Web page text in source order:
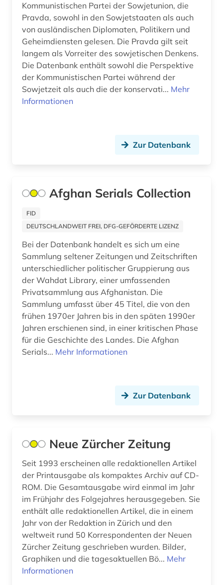
exilpresse (1)
fellbach (1)
fernsehsendung (2)
fid anglo american culture &amp; history (1)
fid anglo-american culture (1)
informationswissenschaft (1)
fid nordeuropa (1)
fid ost-, ostmittel- und südosteuropa (8)
fid-lizenz (1)
filmarchiv (2)
finanzberichte (1)
finanzwirtschaft (1)
frankreich (11)
französisch (1)
friesland (1)
fünen (1)
galloromanistik (2)
gefangener (1)
Niedersachsen (1)
Nordamerika (4)
Nordrhein-Westfalen (7)
Norwegen (3)
Polen (2)
Saarland (1)
Sachsen (3)
Sachsen-Anhalt (1)
Schweiz (20)
Skandinavien (1)
Spanien (9)
USA (33)
Ungarn (2)
Vatikanstadt (4)
Kommunistischen Partei der Sowjetunion, die
Pravda, sowohl in den Sowjetstaaten als auch
von ausländischen Diplomaten, Politikern und
Geheimdiensten gelesen. Die Pravda gilt seit
langem als Vorreiter des sowjetischen Denkens.
Die Datenbank enthält sowohl die Perspektive
der Kommunistischen Partei während der
Sowjetzeit als auch die der konservati... Mehr
Informationen
Zur Datenbank
Afghan Serials Collection
FID
DEUTSCHLANDWEIT FREI, DFG-GEFÖRDERTE LIZENZ
Bei der Datenbank handelt es sich um eine
Sammlung seltener Zeitungen und Zeitschriften
unterschiedlicher politischer Gruppierung aus
der Wahdat Library, einer umfassenden
Privatsammlung aus Afghanistan. Die
Sammlung umfasst über 45 Titel, die von den
frühen 1970er Jahren bis in den späten 1990er
Jahren erschienen sind, in einer kritischen Phase
für die Geschichte des Landes. Die Afghan
Serials... Mehr Informationen
Zur Datenbank
Neue Zürcher Zeitung
Seit 1993 erscheinen alle redaktionellen Artikel
der Printausgabe als kompaktes Archiv auf CD-
ROM. Die Gesamtausgabe wird einmal im Jahr
im Frühjahr des Folgejahres herausgegeben. Sie
enthält alle redaktionellen Artikel, die in einem
Jahr von der Redaktion in Zürich und den
weltweit rund 50 Korrespondenten der Neuen
Zürcher Zeitung geschrieben wurden. Bilder,
Graphiken und die tagesaktuellen Bö... Mehr
Informationen